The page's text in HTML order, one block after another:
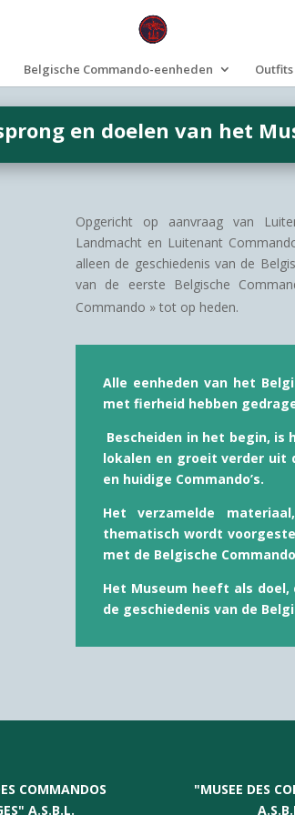
Belgische Commando-eenheden
en doelen van het
Opgericht op aanvraag van
Landmacht en Luitenant
alleen de geschiedenis van de
van de eerste Belgische
Commando » tot op heden.
Alle eenheden van het
met fierheid hebben
Bescheiden in het begin,
lokalen en groeit verder uit
en huidige Commando’s.
Het verzamelde
thematisch wordt
met de Belgische
Het Museum heeft als
de geschiedenis van de
COMMANDOS
A.S.B.L.
"MUSEE DES